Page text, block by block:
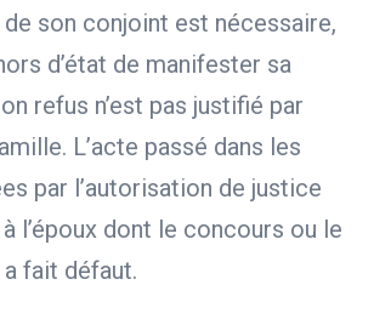
son conjoint est nécessaire,
d’état de manifester sa
refus n’est pas justifié par
L’acte passé dans les
par l’autorisation de justice
l’époux dont le concours ou le
fait défaut.